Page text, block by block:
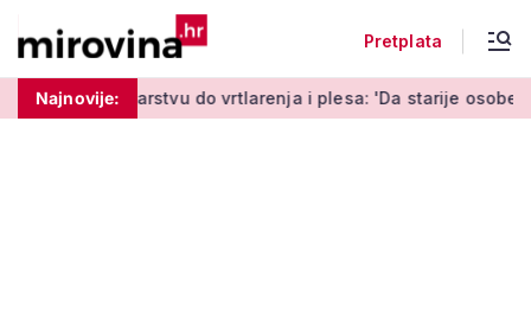
Pretplata
Najnovije:
do vrtlarenja i plesa: 'Da starije osobe ne ostavimo same'